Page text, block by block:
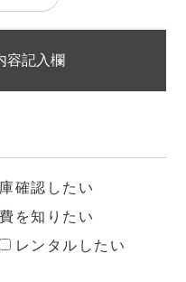
容記入欄
確認したい
を知りたい
レンタルしたい